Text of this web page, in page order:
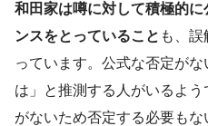
和田家は噂に対して積極的
ンスをとっていること も、
っています。公式な否定が
は」と推測する人がいるよ
がないため否定する必要もな